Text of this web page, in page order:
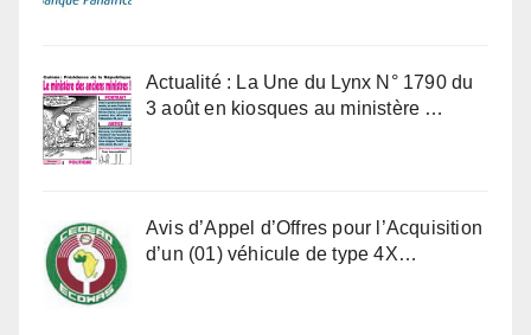
Actualité : La Une du Lynx N° 1790 du
3 août en kiosques au ministère …
Avis d’Appel d’Offres pour l’Acquisition
d’un (01) véhicule de type 4X…